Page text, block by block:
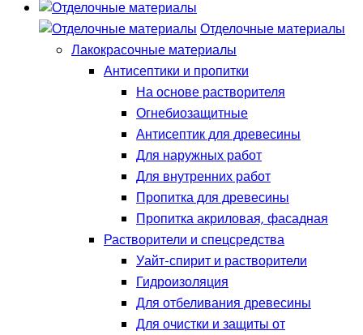
Отделочные материалы
Лакокрасочные материалы
Антисептики и пропитки
На основе растворителя
Огнебиозащитные
Антисептик для древесины
Для наружных работ
Для внутренних работ
Пропитка для древесины
Пропитка акриловая, фасадная
Растворители и спецсредства
Уайт-спирит и растворители
Гидроизоляция
Для отбеливания древесины
Для очистки и защиты от